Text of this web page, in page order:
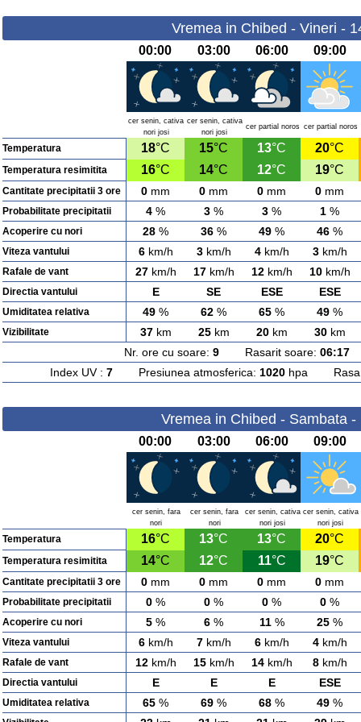
Vremea in Chibed - Vineri -
00:00 03:00 06:00 09:00
cer senin, cativa
nori josi
cer senin, cativa
nori josi
cer partial noros cer partial noros
Temperatura 18°C 15°C 13°C 20°C
Temperatura resimitita 16°C 14°C 12°C 19°C
Cantitate precipitatii 3 ore 0 mm 0 mm 0 mm 0 mm
Probabilitate precipitatii 4 % 3 % 3 % 1 %
Acoperire cu nori 28 % 36 % 49 % 46 %
Viteza vantului 6km/h 3km/h 4km/h 3km/h
Rafale de vant 27km/h 17km/h 12km/h 10km/h
Directia vantului E SE ESE ESE
Umiditatea relativa 49 % 62 % 65 % 49 %
Vizibilitate 37km 25km 20km 30km
Nr. ore cu soare: 9Rasarit soare: 06:17
Index UV : 7Presiunea atmosferica: 1020hpa
Vremea in Chibed - Sambata -
00:00 03:00 06:00 09:00
cer senin, fara
nori
cer senin, fara
nori
cer senin, cativa
nori josi
cer senin, cativa
nori josi
Temperatura 16°C 13°C 13°C 20°C
Temperatura resimitita 14°C 12°C 11°C 19°C
Cantitate precipitatii 3 ore 0 mm 0 mm 0 mm 0 mm
Probabilitate precipitatii 0 % 0 % 0 % 0 %
Acoperire cu nori 5 % 6 % 11% 25 %
Viteza vantului 6km/h 7km/h 6km/h 4km/h
Rafale de vant 12km/h 15km/h 14km/h 8km/h
Directia vantului E E E ESE
Umiditatea relativa 65 % 69 % 68 % 49 %